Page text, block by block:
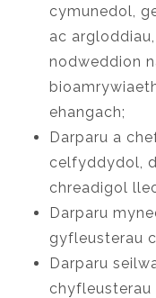
cymunedol,
ac
nodweddion
ehangach;
Darparu a
celfyddydol,
chreadigol
Darparu
gyfleusterau
Darparu
chyfleusterau